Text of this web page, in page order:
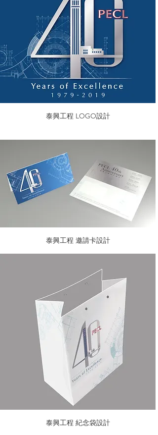
泰興工程 LOGO設計
泰興工程 邀請卡設計
泰興工程 紀念袋設計